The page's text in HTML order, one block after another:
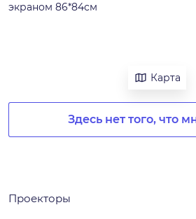
экраном 86*84см
Карта
Здесь нет того, что
Проекторы